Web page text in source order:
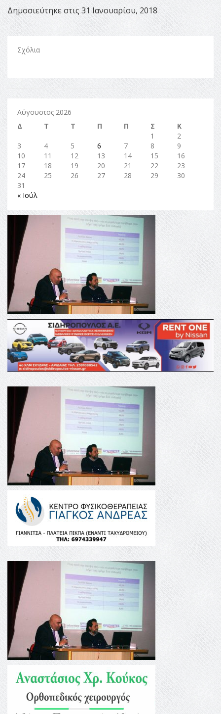
Δημοσιεύτηκε στις 31 Ιανουαρίου, 2018
Σχόλια
Αύγουστος 2026
Δ
Τ Τ Π Π Σ
Κ
1
2
3
4 5 6 7 8
9
10
11 12 13 14 15
16
17
18 19 20 21 22
23
24
25 26 27 28 29
30
31
« Ιούλ